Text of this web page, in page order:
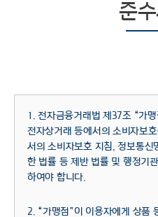
준
1. 전자금융거래법 제37조 “가
전자상거래 등에서의 소비자보
서의 소비자보호 지침, 정보통신
한 법률 등 제반 법률 및 행정기
하여야 합니다.
2. “가맹점”이 이용자에게 상품